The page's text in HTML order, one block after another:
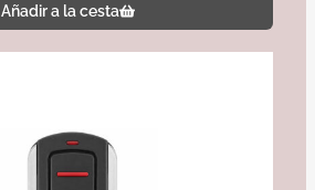
Añadir a la cesta